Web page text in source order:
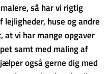
så har vi rigtig
lejligheder, huse og andre
at vi har mange opgaver
samt med maling af
også gerne dig med